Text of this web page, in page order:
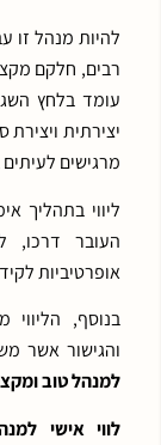
להיות מנהל זו
רבים, חלקם
עומד בלחץ
יצירתית
מרגישים
ליווי בתהליך
העובר דרכו,
אופרטיביות
בנוסף,
והגישור אשר
למנהל טוב
לווי אישי